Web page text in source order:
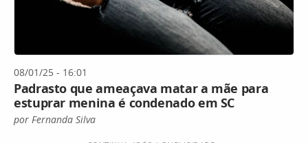
08/01/25 - 16:01
Padrasto que ameaçava matar a mãe para
estuprar menina é condenado em SC
por Fernanda Silva